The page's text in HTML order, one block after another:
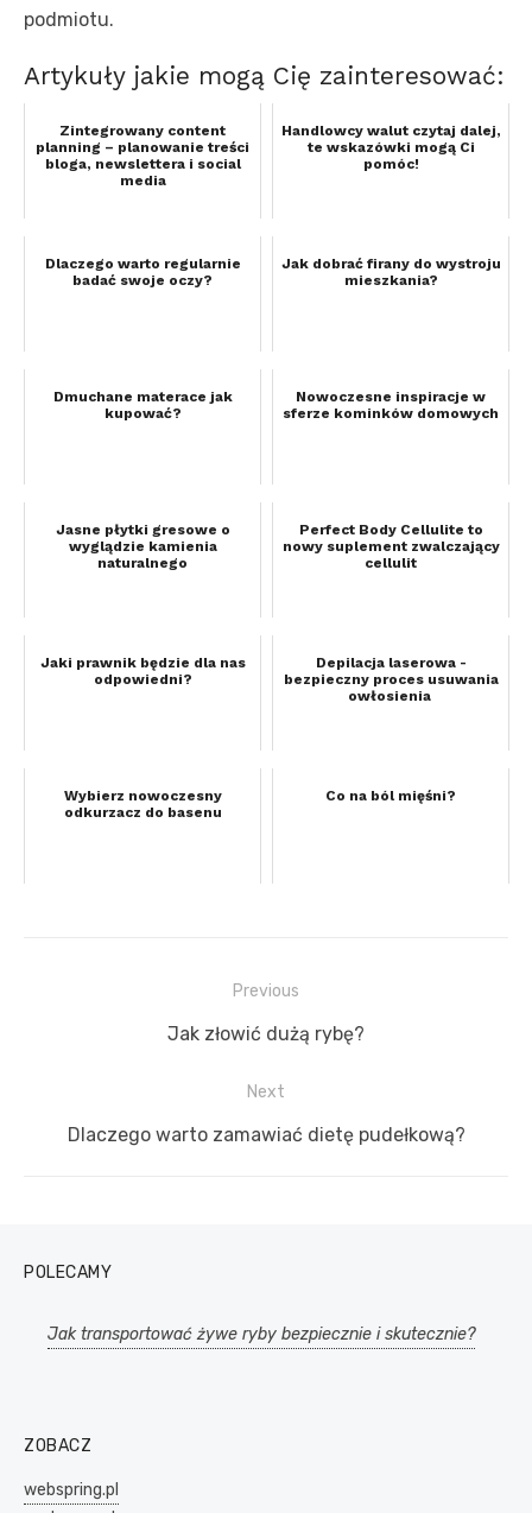
podmiotu.
Artykuły jakie mogą Cię zainteresować:
Zintegrowany content
planning – planowanie treści
bloga, newslettera i social
media
Handlowcy walut czytaj dalej,
te wskazówki mogą Ci
pomóc!
Dlaczego warto regularnie
badać swoje oczy?
Jak dobrać firany do wystroju
mieszkania?
Dmuchane materace jak
kupować?
Nowoczesne inspiracje w
sferze kominków domowych
Jasne płytki gresowe o
wyglądzie kamienia
naturalnego
Perfect Body Cellulite to
nowy suplement zwalczający
cellulit
Jaki prawnik będzie dla nas
odpowiedni?
Depilacja laserowa -
bezpieczny proces usuwania
owłosienia
Wybierz nowoczesny
odkurzacz do basenu
Co na ból mięśni?
Previous
Previous
Jak złowić dużą rybę?
Next
Next
Dlaczego warto zamawiać dietę pudełkową?
POLECAMY
Jak transportować żywe ryby bezpiecznie i skutecznie?
ZOBACZ
webspring.pl